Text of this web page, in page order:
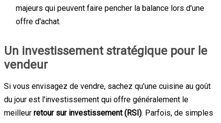
majeurs qui peuvent faire pencher la balance lors d'une
offre d'achat.
Un investissement stratégique pour le
vendeur
Si vous envisagez de vendre, sachez qu'une cuisine au goût
du jour est l'investissement qui offre généralement le
meilleur retour sur investissement (RSI). Parfois, de simples